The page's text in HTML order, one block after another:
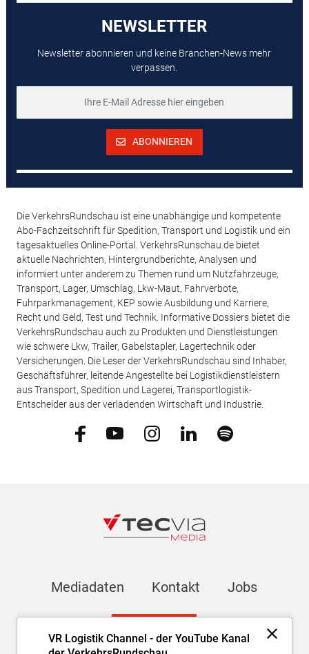
VR Logistik Channel - der YouTube Kanal
NEWSLETTER
Newsletter abonnieren und keine Branchen-News mehr
verpassen.
ABONNIEREN
Die VerkehrsRundschau ist eine unabhängige und kompetente
Abo-Fachzeitschrift für Spedition, Transport und Logistik und ein
tagesaktuelles Online-Portal. VerkehrsRunschau.de bietet
aktuelle Nachrichten, Hintergrundberichte, Analysen und
informiert unter anderem zu Themen rund um Nutzfahrzeuge,
Transport, Lager, Umschlag, Lkw-Maut, Fahrverbote,
Fuhrparkmanagement, KEP sowie Ausbildung und Karriere,
Recht und Geld, Test und Technik. Informative Dossiers bietet die
VerkehrsRundschau auch zu Produkten und Dienstleistungen
wie schwere Lkw, Trailer, Gabelstapler, Lagertechnik oder
Versicherungen. Die Leser der VerkehrsRundschau sind Inhaber,
Geschäftsführer, leitende Angestellte bei Logistikdienstleistern
aus Transport, Spedition und Lagerei, Transportlogistik-
Entscheider aus der verladenden Wirtschaft und Industrie.
Mediadaten Kontakt Jobs